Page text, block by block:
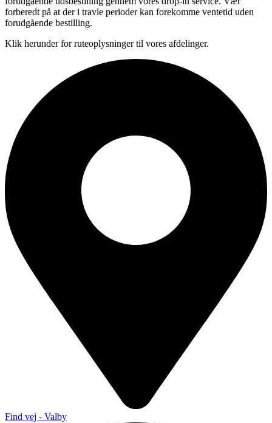
forberedt på at der i travle perioder kan forekomme ventetid uden
forudgående bestilling.
Klik herunder for ruteoplysninger til vores afdelinger.
Find vej - Valby